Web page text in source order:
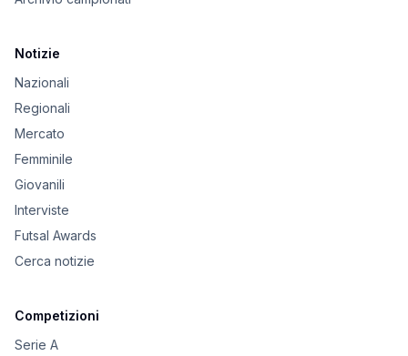
Notizie
Nazionali
Regionali
Mercato
Femminile
Giovanili
Interviste
Futsal Awards
Cerca notizie
Competizioni
Serie A